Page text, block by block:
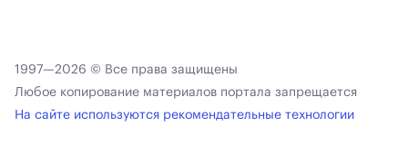
1997—2026 © Все права защищены
Любое копирование материалов портала запрещается
На сайте используются рекомендательные технологии